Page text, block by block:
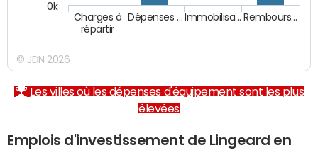
Charges à
répartir
Dépenses … Immobilisa… Rembours…
0k
© JDN 2026
Les villes où les dépenses d'équipement sont les plus
élevées
Emplois d'investissement de Lingeard en